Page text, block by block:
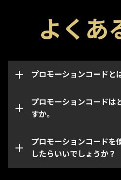
よくあ
プロモーションコードと
どのゲーム内のアイテムを入
す。各コードには取得可能期
アカウントに連携され、取得
ベントリにのみアイテムが追
プロモーションコードは
すか。
このページからはWarframe
ットフォーム問わずプロモー
なお、特定のコードは指定さ
しい機種アカウントにログイ
ください。
プロモーションコードを
したらいいでしょうか？
プロモーションコードの期限
ーションコードに問題がある
ート
までお問い合わせくださ